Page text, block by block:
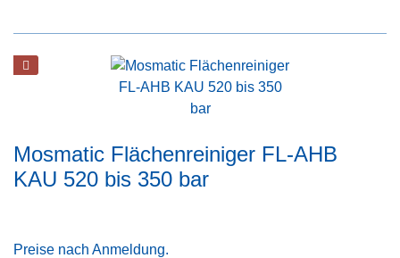
Mosmatic Flächenreiniger FL-AHB
KAU 520 bis 350 bar
Preise nach Anmeldung.